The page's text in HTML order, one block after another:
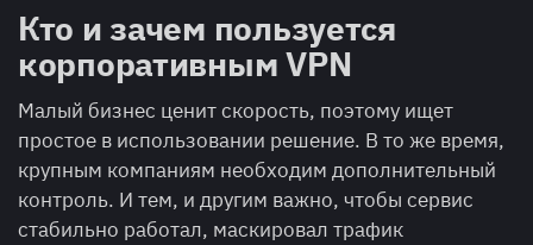
Кто и зачем пользуется
корпоративным VPN
Малый бизнес ценит скорость, поэтому ищет
простое в использовании решение. В то же время,
крупным компаниям необходим дополнительный
контроль. И тем, и другим важно, чтобы сервис
стабильно работал, маскировал трафик